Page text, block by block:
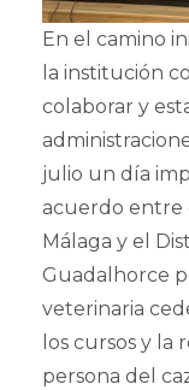
En el camino
la institución
colaborar y
julio un día
acuerdo entre
Málaga y el
Guadalhorce
veterinaria
los cursos y la
persona del